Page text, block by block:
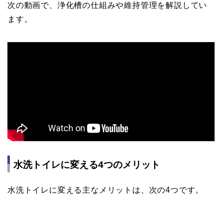
次の動画で、浄化槽の仕組みや維持管理を解説してい
ます。
水洗トイレに変える4つのメリット
水洗トイレに変える主なメリットは、次の4つです。